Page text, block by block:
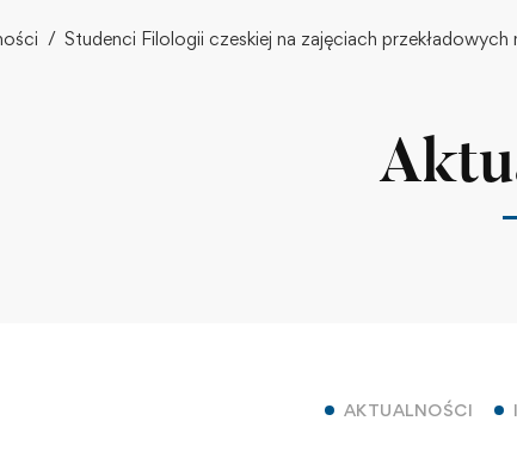
Studenci Filologii czeskiej na zajęciach
AKTUALNOŚCI